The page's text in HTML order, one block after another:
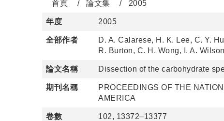
首頁 論文集 2005
年度 2005
全部作者
D. A. Calarese, H. K. Lee, C. Y.
R. Burton, C. H. Wong, I. A. Wilson
論文名稱 Dissection of the carbohydrate
期刊名稱
PROCEEDINGS OF THE
AMERICA
卷數 102, 13372–13377